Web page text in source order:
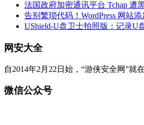
法国政府加密通讯平台 Tchap 遭
告别繁琐代码！WordPress 网站
UShield-U盘卫士拍照版：记录U
网安大全
自2014年2月22日始，“游侠安全网”就
微信公众号